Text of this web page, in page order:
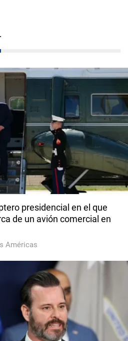
presidencial en el que
de un avión comercial en
Américas